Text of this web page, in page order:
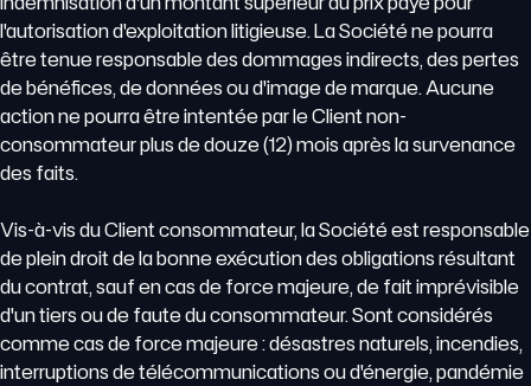
l'autorisation d'exploitation litigieuse. La Société ne pourra
être tenue responsable des dommages indirects, des pertes
de bénéfices, de données ou d'image de marque. Aucune
action ne pourra être intentée par le Client non-
consommateur plus de douze (12) mois après la survenance
des faits.
Vis-à-vis du Client consommateur, la Société est responsable
de plein droit de la bonne exécution des obligations résultant
du contrat, sauf en cas de force majeure, de fait imprévisible
d'un tiers ou de faute du consommateur. Sont considérés
comme cas de force majeure : désastres naturels, incendies,
interruptions de télécommunications ou d'énergie, pandémie